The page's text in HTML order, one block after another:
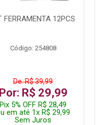
FERRAMENTA 12PCS
Código: 254808
De: R$ 39,99
Por: R$ 29,99
Pix 5% OFF R$ 28,49
em até 1x R$ 29,99
Sem Juros